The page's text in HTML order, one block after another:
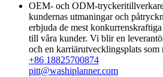
OEM- och ODM-
kundernas utmaningar och
erbjuda de mest
till våra kunder. Vi blir en
och en karriärutvecklingsplats som
+86 18825700874
pitt@washiplanner.com